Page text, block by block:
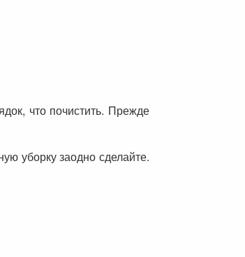
что почистить. Прежде
уборку заодно сделайте.